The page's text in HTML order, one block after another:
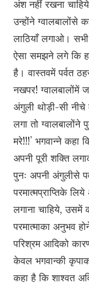
अंश नहीं रखना
उन्होंने ग्वालबालोंसे
लाठियाँ लगाओ।
ऐसा समझने लगे कि
है। वास्तवमें पर्वत
नखपर! ग्वालबालोंमें
अंगुली थोड़ी-सी
लगा तो
मरे!!!’ भगवान्ने
अपनी पूरी शक्ति
पुनः अपनी अंगुलीसे
परमात्मप्राप्तिके
लगाना चाहिये, उसमें
परमात्माका अनुभव
परिश्रम आदिको
केवल भगवान्की
कहा है कि शाश्वत